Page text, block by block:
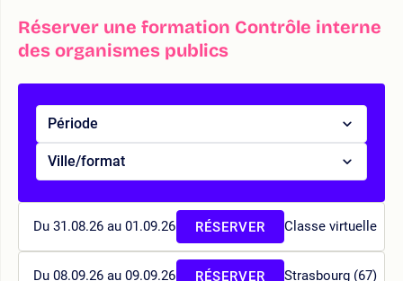
Réserver une formation Contrôle interne
des organismes publics
Période
Ville/format
Du 31.08.26 au 01.09.26 Classe virtuelle
RÉSERVER
Du 08.09.26 au 09.09.26 Strasbourg (67)
RÉSERVER